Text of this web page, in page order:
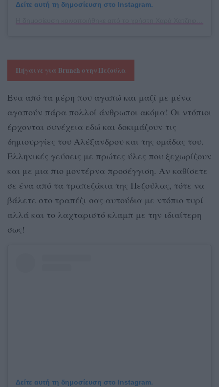
Δείτε αυτή τη δημοσίευση στο Instagram.
Πήγαινε για Brunch στην Πεζούλα
Ένα από τα μέρη που αγαπώ και μαζί με μένα
αγαπούν πάρα πολλοί άνθρωποι ακόμα! Οι ντόπιοι
έρχονται συνέχεια εδώ και δοκιμάζουν τις
δημιουργίες του Αλέξανδρου και της ομάδας του.
Ελληνικές γεύσεις με πρώτες ύλες που ξεχωρίζουν
και με μια πιο μοντέρνα προσέγγιση. Αν καθίσετε
σε ένα από τα τραπεζάκια της Πεζούλας, τότε να
βάλετε στο τραπέζι σας αυτούδια με ντόπιο τυρί
αλλά και το λαχταριστό κλαμπ με την ιδιαίτερη
σως!
Δείτε αυτή τη δημοσίευση στο Instagram.